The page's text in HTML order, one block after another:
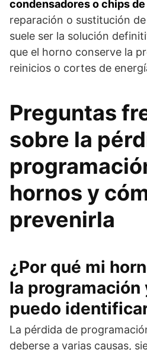
condensadores o chips
reparación o sustitución
suele ser la solución
que el horno conserve la
reinicios o cortes de
Preguntas
sobre la
hornos y
prevenirla
¿Por qué mi
la programación
puedo
La pérdida de
deberse a varias causas,